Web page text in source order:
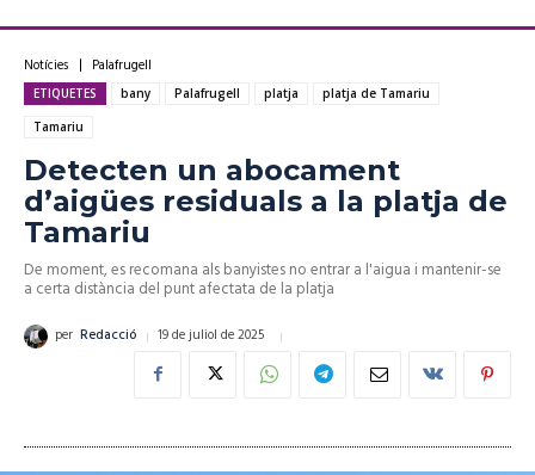
Notícies Palafrugell
ETIQUETES bany Palafrugell platja
platja de Tamariu
Tamariu
Detecten un abocament
d’aigües residuals a la platja de
Tamariu
De moment, es recomana als banyistes no entrar a l'aigua i mantenir-se
a certa distància del punt afectata de la platja
per Redacció 19 de juliol de 2025